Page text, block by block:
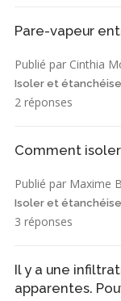
Pare-vapeur
Publié par Cinthia
Isoler et
2 réponses
Comment
Publié par Maxime
Isoler et
3 réponses
Il y a une
apparentes.